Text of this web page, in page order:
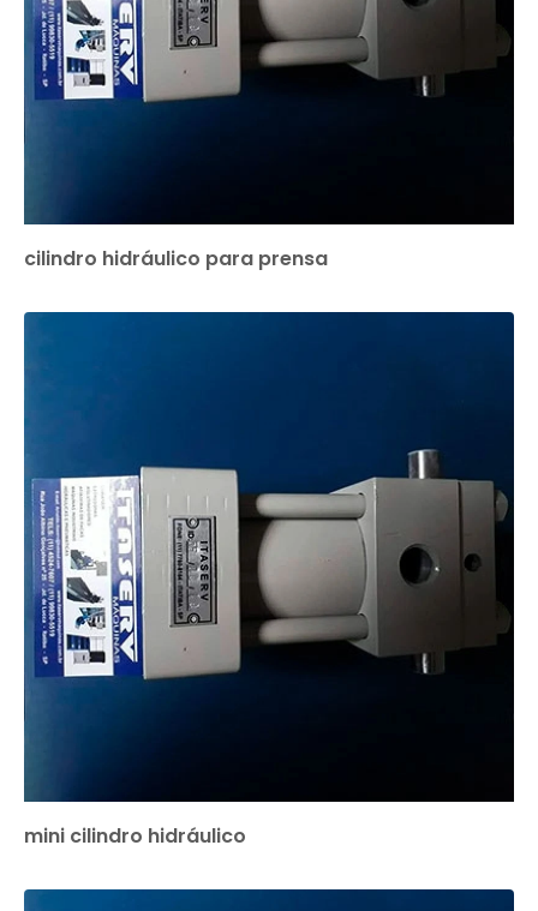
cilindro hidráulico para prensa
mini cilindro hidráulico